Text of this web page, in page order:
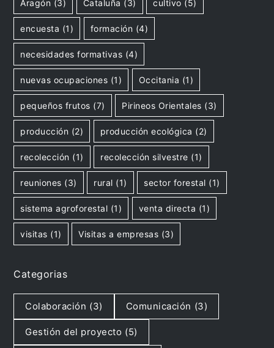
Aragón (3) Cataluña (3) cultivo (5)
encuesta (1) formación (4)
necesidades formativas (4)
nuevas ocupaciones (1) Occitania (1)
pequeños frutos (7) Pirineos Orientales (3)
producción (2) producción ecológica (2)
recolección (1) recolección silvestre (1)
reuniones (3) rural (1) sector forestal (1)
sistema agroforestal (1) venta directa (1)
visitas (1) Visitas a empresas (3)
Categorias
Colaboración (3) Comunicación (3)
Gestión del proyecto (5)